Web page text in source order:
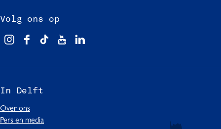
Volg ons op
V
s
t
F
c
b
T
k
Y
u
L
n
In Delft
Over ons
Pers en media